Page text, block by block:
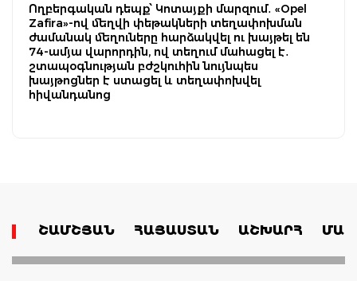
Ողբերգական դեպք՝ Կոտայքի մարզում․ «Opel
Zafira»-ով մեղվի փեթակների տեղափոխման
ժամանակ մեղուները հարձակվել ու խայթել են
74-ամյա վարորդին, ով տեղում մահացել է․
շտապօգնության բժշկուհին նույնպես
խայթոցներ է ստացել և տեղափոխվել
հիվանդանոց
ՇԱՄՇՅԱՆ ՀԱՅԱՍՏԱՆ ԱՇԽԱՐՀ